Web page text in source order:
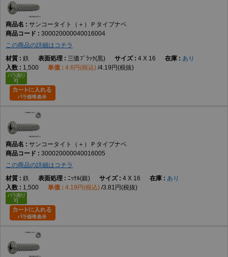
サンコータイト（＋）Ｐタイプナベ
300020000040016004
この商品の詳細はコチラ
鉄
三価ﾌﾞﾗｯｸ(黒) 4 X 16
あり
1,500
4.6円(税込) 4.19円(税抜)
サンコータイト（＋）Ｐタイプナベ
300020000040016005
この商品の詳細はコチラ
鉄
ﾆｯｹﾙ(銀) 4 X 16
あり
1,500
4.19円(税込) 3.81円(税抜)